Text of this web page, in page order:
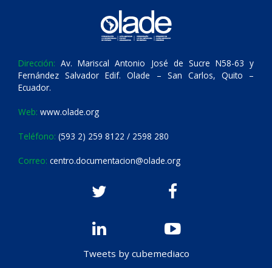
Dirección: Av. Mariscal Antonio José de Sucre N58-63 y
Fernández Salvador Edif. Olade – San Carlos, Quito –
Ecuador.
Web: www.olade.org
Teléfono: (593 2) 259 8122 / 2598 280
Correo: centro.documentacion@olade.org
Tweets by cubemediaco